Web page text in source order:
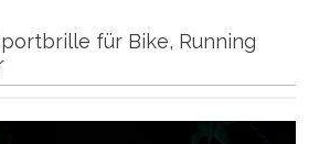
für Bike, Running